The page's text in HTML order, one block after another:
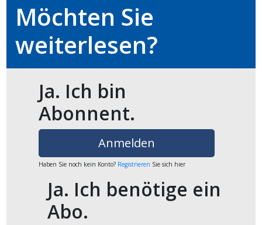
Möchten Sie
weiterlesen?
Ja. Ich bin
Abonnent.
Anmelden
Haben Sie noch kein Konto? Registrieren Sie sich hier
Ja. Ich benötige ein
Abo.